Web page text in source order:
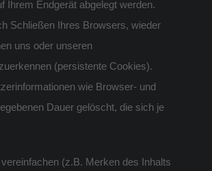
Ihrem Endgerät abgelegt werden.
Schließen Ihres Browsers, wieder
uns oder unseren
(persistente Cookies).
wie Browser- und
Dauer gelöscht, die sich je
(z.B. Merken des Inhalts